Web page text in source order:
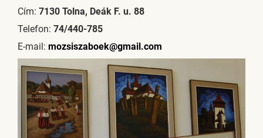
Cím: 7130 Tolna, Deák F. u. 88
Telefon: 74/440-785
E-mail: mozsiszaboek@gmail.com